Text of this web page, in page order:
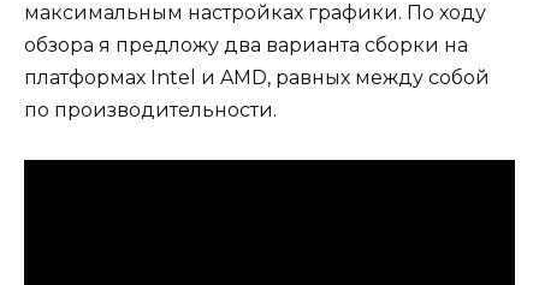
максимальным настройках графики. По ходу
обзора я предложу два варианта сборки на
платформах Intel и AMD, равных между собой
по производительности.